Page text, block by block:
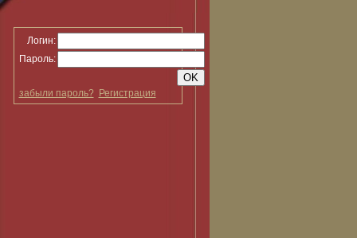
Логин:
Пароль:
забыли пароль? Регистрация